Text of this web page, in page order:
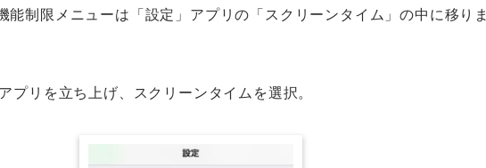
能制限メニューは「設定」アプリの「スクリーンタイム」の中に移りま
プリを立ち上げ、スクリーンタイムを選択。